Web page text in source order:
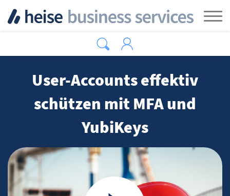
User-Accounts effektiv
schützen mit MFA und
YubiKeys